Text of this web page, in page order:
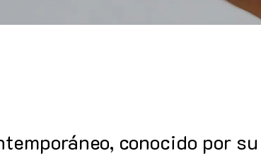
conocido por su